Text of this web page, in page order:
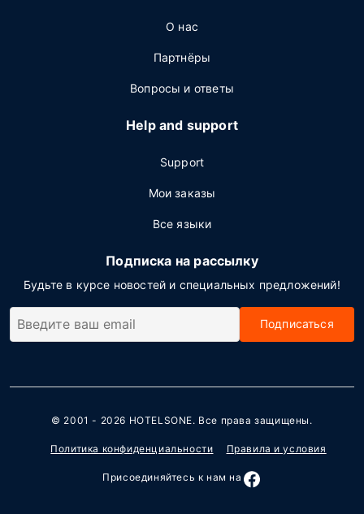
О нас
Партнёры
Вопросы и ответы
Help and support
Support
Мои заказы
Все языки
Подписка на рассылку
Будьте в курсе новостей и специальных предложений!
Подписаться
© 2001 - 2026 HOTELSONE. Все права защищены.
Политика конфиденциальности Правила и условия
Присоединяйтесь к нам на